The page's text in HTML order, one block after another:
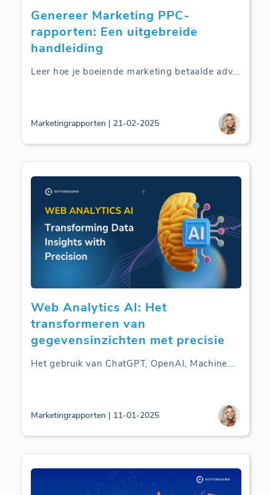
Genereer Marketing PPC-
rapporten: Een uitgebreide
handleiding
Leer hoe je boeiende marketing betaalde adv...
Marketingrapporten | 21-02-2025
Web Analytics AI: Het
transformeren van
gegevensinzichten met precisie
Het gebruik van ChatGPT, OpenAI, Machine...
Marketingrapporten | 11-01-2025